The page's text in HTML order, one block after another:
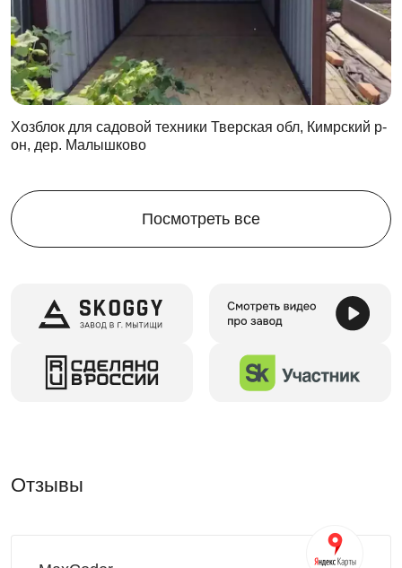
Хозблок для садовой техники Тверская обл, Кимрский р-
он, дер. Малышково
Посмотреть все
Отзывы